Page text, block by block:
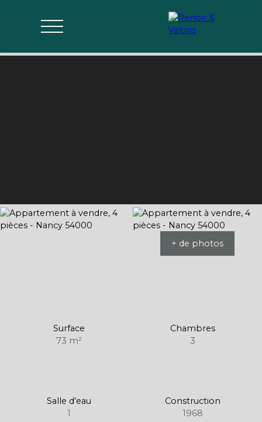
+ de photos
Surface
73 m²
Chambres
3
Salle d'eau
1
Construction
1968